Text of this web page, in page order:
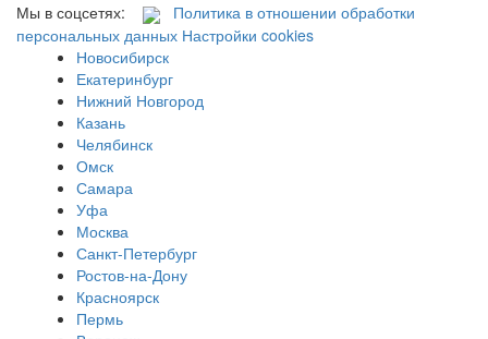
Мы в соцсетях:
Политика в отношении обработки
персональных данных Настройки cookies
Новосибирск
Екатеринбург
Нижний Новгород
Казань
Челябинск
Омск
Самара
Уфа
Москва
Санкт-Петербург
Ростов-на-Дону
Красноярск
Пермь